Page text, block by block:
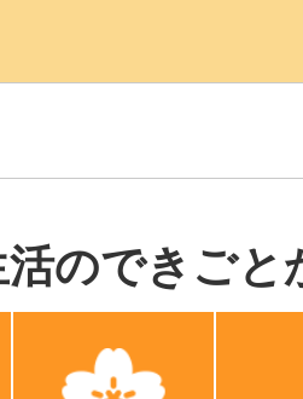
活のできごと